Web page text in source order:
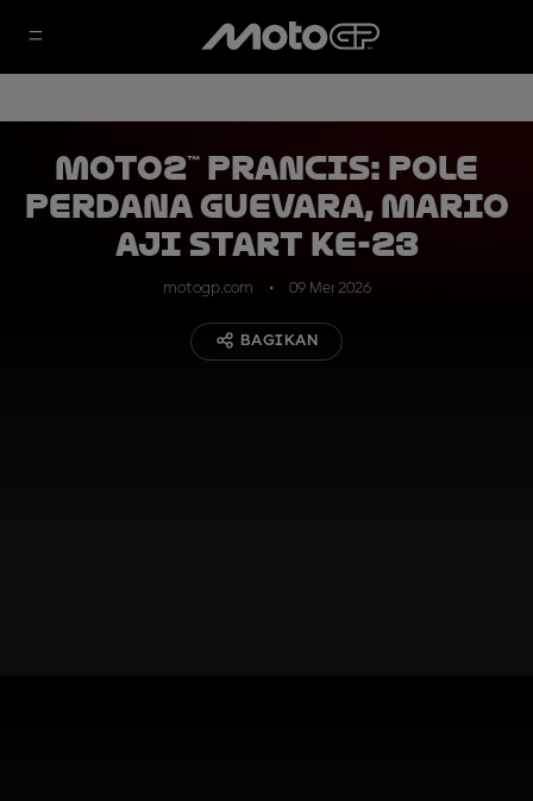
Moto2™ Prancis: Pole
Perdana Guevara, Mario
Aji Start ke-23
motogp.com 09 Mei 2026
BAGIKAN